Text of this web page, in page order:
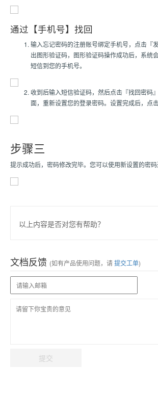
通过【手机号】找回
输入忘记密码的注册账号绑定手机号，点击『
出图形验证码，图形验证码操作成功后，系统
短信到您的手机号。
收到后输入短信验证码，然后点击『找回密码
面，重新设置您的登录密码。设置完成后，点
步骤三
提示成功后，密码修改完毕。您可以使用新设置的密码
以上内容是否对您有帮助？
文档反馈 (如有产品使用问题，请提交工单)
提交